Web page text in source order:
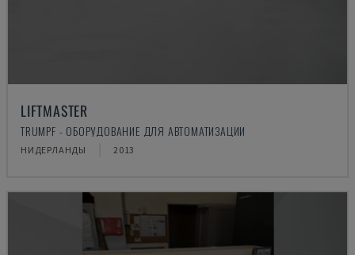
LIFTMASTER
TRUMPF - ОБОРУДОВАНИЕ ДЛЯ АВТОМАТИЗАЦИИ
НИДЕРЛАНДЫ 2013